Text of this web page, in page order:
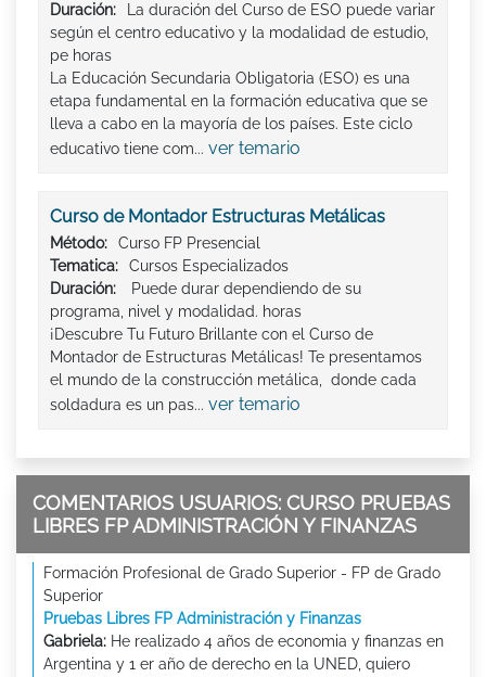
Duración:
La duración del Curso de ESO puede variar
según el centro educativo y la modalidad de estudio,
pe horas
La Educación Secundaria Obligatoria (ESO) es una
etapa fundamental en la formación educativa que se
lleva a cabo en la mayoría de los países. Este ciclo
educativo tiene com... ver temario
Curso de Montador Estructuras Metálicas
Método:
Curso FP Presencial
Tematica:
Cursos Especializados
Duración:
Puede durar dependiendo de su
programa, nivel y modalidad. horas
¡Descubre Tu Futuro Brillante con el Curso de
Montador de Estructuras Metálicas! Te presentamos
el mundo de la construcción metálica, donde cada
soldadura es un pas... ver temario
COMENTARIOS USUARIOS: CURSO PRUEBAS
LIBRES FP ADMINISTRACIÓN Y FINANZAS
Formación Profesional de Grado Superior - FP de Grado
Superior
Pruebas Libres FP Administración y Finanzas
Gabriela: He realizado 4 años de economia y finanzas en
Argentina y 1 er año de derecho en la UNED, quiero